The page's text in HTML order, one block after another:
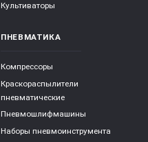
Культиваторы
ПНЕВМАТИКА
Компрессоры
Краскораспылители
пневматические
Пневмошлифмашины
Наборы пневмоинструмента